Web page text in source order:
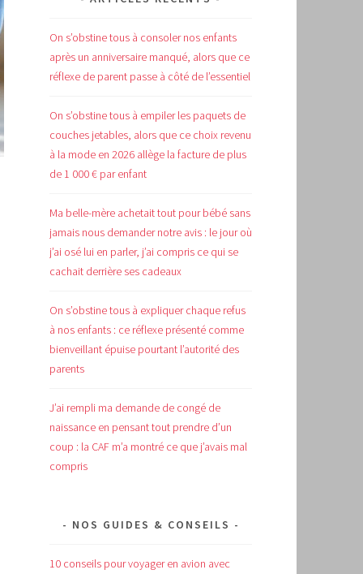
On s’obstine tous à consoler nos enfants
après un anniversaire manqué, alors que ce
réflexe de parent passe à côté de l’essentiel
On s’obstine tous à empiler les paquets de
couches jetables, alors que ce choix revenu
à la mode en 2026 allège la facture de plus
de 1 000 € par enfant
Ma belle-mère achetait tout pour bébé sans
jamais nous demander notre avis : le jour où
j’ai osé lui en parler, j’ai compris ce qui se
cachait derrière ses cadeaux
On s’obstine tous à expliquer chaque refus
à nos enfants : ce réflexe présenté comme
bienveillant épuise pourtant l’autorité des
parents
J’ai rempli ma demande de congé de
naissance en pensant tout prendre d’un
coup : la CAF m’a montré ce que j’avais mal
compris
NOS GUIDES & CONSEILS
10 conseils pour voyager en avion avec